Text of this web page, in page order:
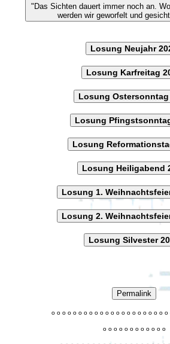
"Das Sichten dauert immer noch an. Wo wir auch hingehen,
werden wir geworfelt und
Losung Neujahr
Losung Karfreitag
Losung Ostersonntag
Losung
Losung
Losung Heiligabend
Losung 1.
Losung 2.
Losung Silvester
Permalink
o o o o o o o o o o o o o o o o o o o o o o
o o o o o o o o o o o o